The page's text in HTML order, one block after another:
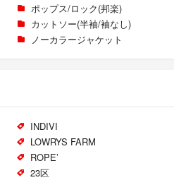
ポップス/ロック(邦楽)
カットソー(半袖/袖なし)
ノーカラージャケット
INDIVI
LOWRYS FARM
ROPE’
23区